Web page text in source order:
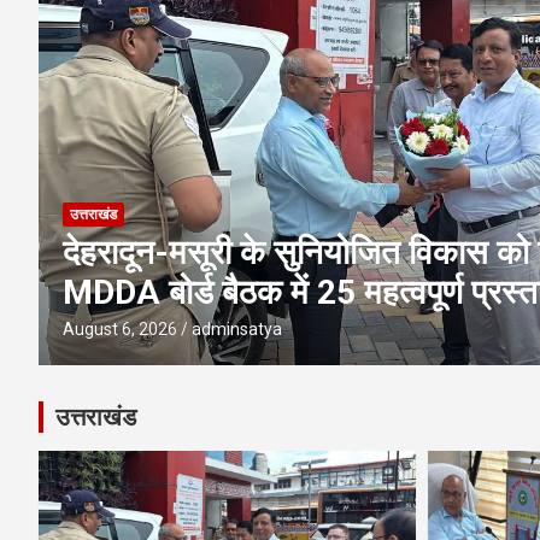
उत्तराखंड
एमडीडीए बोर्ड बैठक में 25 विकास
पूलिंग, पर्यटन, होटल, औद्योगिक भवन
परियोजनाओं पर अहम फैसले
August 6, 2026 adminsatya
उत्तराखंड